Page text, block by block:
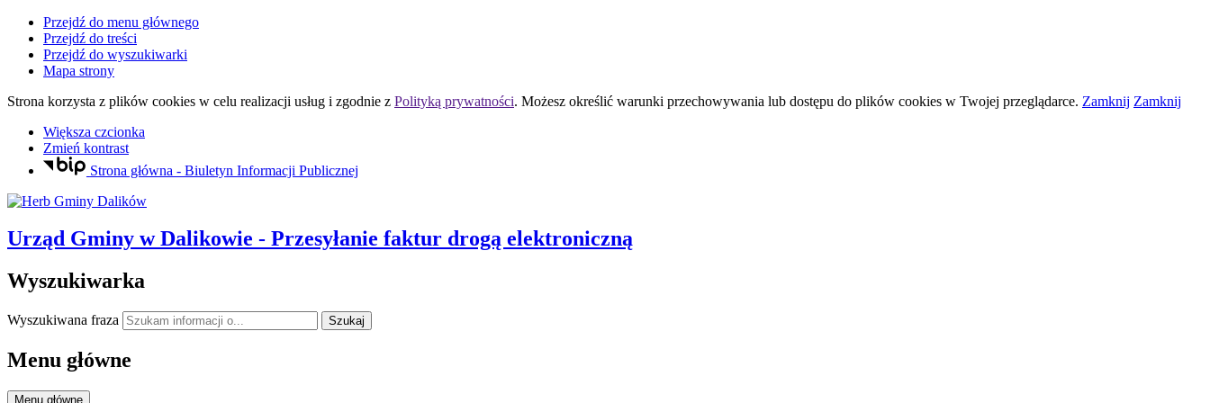
Przejdź do menu głównego
Przejdź do treści
Przejdź do wyszukiwarki
Mapa strony
Strona korzysta z plików cookies w celu realizacji usług i zgodnie z Polityką prywatności. Możesz określić warunki przechowywania lub dostępu do plików cookies w Twojej przeglądarce. Zamknij Zamknij
Większa czcionka
Zmień kontrast
Strona główna - Biuletyn Informacji Publicznej
Urząd Gminy w Dalikowie - Przesyłanie faktur drogą elektroniczną
Wyszukiwarka
Wyszukiwana fraza Szukaj
Menu główne
Menu główne